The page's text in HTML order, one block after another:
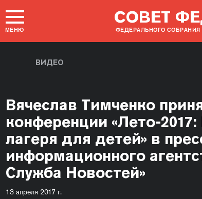
МЕНЮ
СОВЕТ
ФЕДЕРАЛЬНОГО
ВИДЕО
Вячеслав Тимченко
конференции «Лето-
лагеря для детей» в
информационного
Служба Новостей»
13 апреля 2017 г.